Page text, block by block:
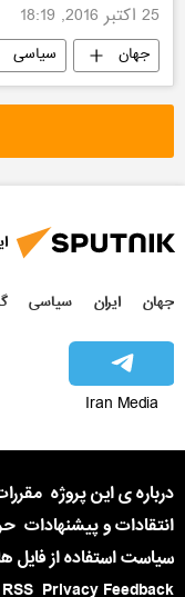
25 اکتبر 2016, 18:19
جهان سیاسی
جهان ایران سیاسی
Iran Media
درباره ی این پروژه
انتقادات و پیشنهادات
سیاست استفاده از فایل
Privacy Feedback
RSS